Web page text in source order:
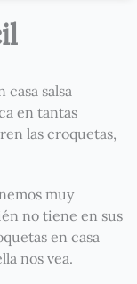
salsa
en tantas
las croquetas,
muy
no tiene en sus
en casa
nos vea.